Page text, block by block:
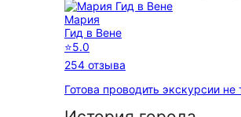
Мария
Гид в Вене
⭐5.0
254 отзыва
Готова проводить экскурсии